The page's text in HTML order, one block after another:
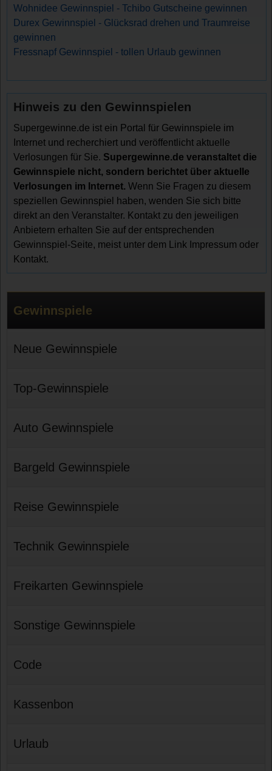
Wohnidee Gewinnspiel - Tchibo Gutscheine gewinnen
Durex Gewinnspiel - Glücksrad drehen und Traumreise
gewinnen
Fressnapf Gewinnspiel - tollen Urlaub gewinnen
Hinweis zu den Gewinnspielen
Supergewinne.de ist ein Portal für Gewinnspiele im
Internet und recherchiert und veröffentlicht aktuelle
Verlosungen für Sie. Supergewinne.de veranstaltet die
Gewinnspiele nicht, sondern berichtet über aktuelle
Verlosungen im Internet. Wenn Sie Fragen zu diesem
speziellen Gewinnspiel haben, wenden Sie sich bitte
direkt an den Veranstalter. Kontakt zu den jeweiligen
Anbietern erhalten Sie auf der entsprechenden
Gewinnspiel-Seite, meist unter dem Link Impressum oder
Kontakt.
Gewinnspiele
Neue Gewinnspiele
Top-Gewinnspiele
Auto Gewinnspiele
Bargeld Gewinnspiele
Reise Gewinnspiele
Technik Gewinnspiele
Freikarten Gewinnspiele
Sonstige Gewinnspiele
Code
Kassenbon
Urlaub